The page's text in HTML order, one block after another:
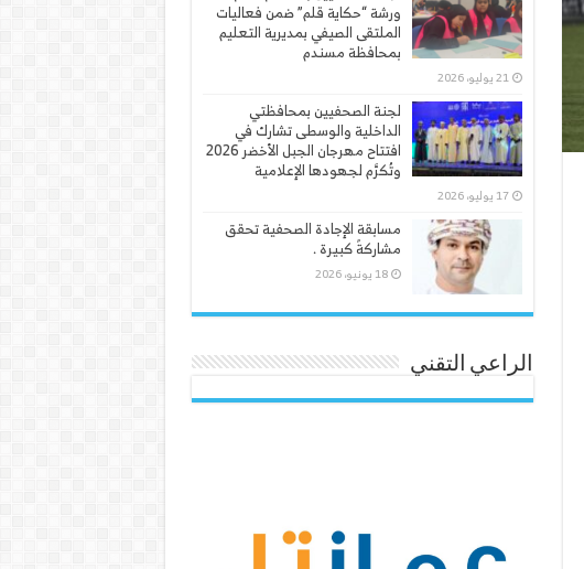
ورشة “حكاية قلم” ضمن فعاليات
الملتقى الصيفي بمديرية التعليم
بمحافظة مسندم
21 يوليو، 2026
لجنة الصحفيين بمحافظتي
الداخلية والوسطى تشارك في
افتتاح مهرجان الجبل الأخضر 2026
وتُكرَّم لجهودها الإعلامية
17 يوليو، 2026
مسابقة الإجادة الصحفية تحقق
مشاركةً كبيرة .
18 يونيو، 2026
الراعي التقني